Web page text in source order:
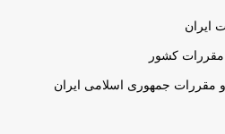
ایران
مقررات کشور
مقررات جمهوری اسلامی ایران